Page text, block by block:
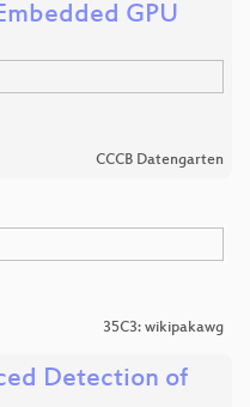
GPU
CCCB Datengarten
35C3: wikipakawg
Detection of